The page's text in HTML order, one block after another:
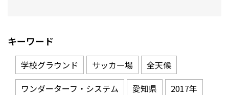
キーワード
学校グラウンド サッカー場
全天候
ワンダーターフ・システム
愛知県 2017年